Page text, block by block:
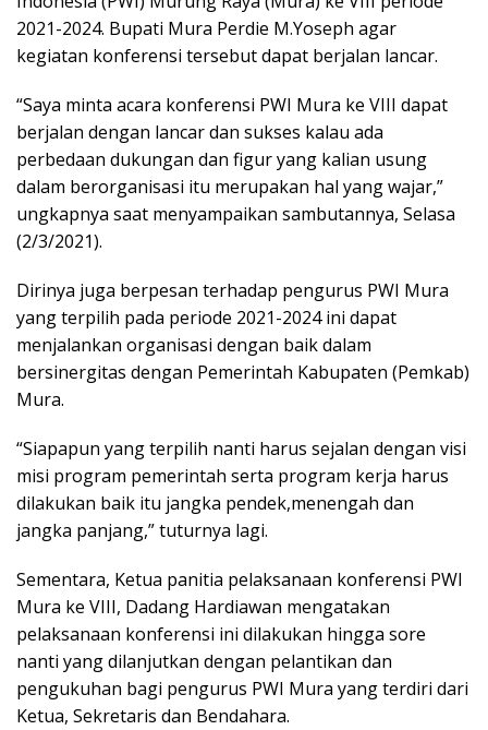
2021-2024. Bupati Mura Perdie M.Yoseph agar
kegiatan konferensi tersebut dapat berjalan lancar.
“Saya minta acara konferensi PWI Mura ke VIII dapat
berjalan dengan lancar dan sukses kalau ada
perbedaan dukungan dan figur yang kalian usung
dalam berorganisasi itu merupakan hal yang wajar,”
ungkapnya saat menyampaikan sambutannya, Selasa
(2/3/2021).
Dirinya juga berpesan terhadap pengurus PWI Mura
yang terpilih pada periode 2021-2024 ini dapat
menjalankan organisasi dengan baik dalam
bersinergitas dengan Pemerintah Kabupaten (Pemkab)
Mura.
“Siapapun yang terpilih nanti harus sejalan dengan visi
misi program pemerintah serta program kerja harus
dilakukan baik itu jangka pendek,menengah dan
jangka panjang,” tuturnya lagi.
Sementara, Ketua panitia pelaksanaan konferensi PWI
Mura ke VIII, Dadang Hardiawan mengatakan
pelaksanaan konferensi ini dilakukan hingga sore
nanti yang dilanjutkan dengan pelantikan dan
pengukuhan bagi pengurus PWI Mura yang terdiri dari
Ketua, Sekretaris dan Bendahara.